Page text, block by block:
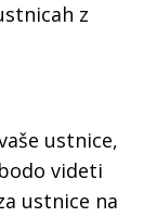
z
ustnice,
videti
ustnice na